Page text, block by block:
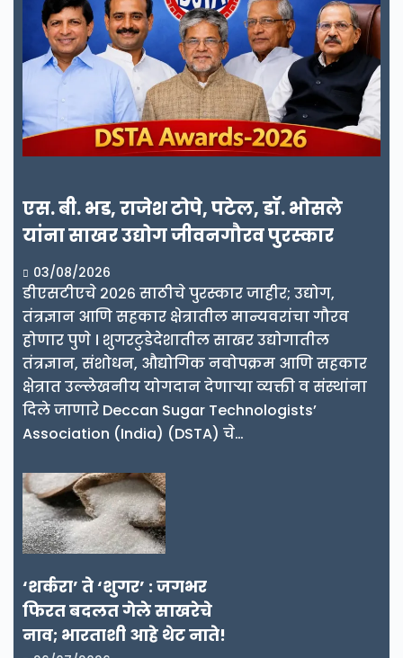
एस. बी. भड, राजेश टोपे, पटेल, डॉ. भोसले
यांना साखर उद्योग जीवनगौरव पुरस्कार
03/08/2026
डीएसटीएचे २०२६ साठीचे पुरस्कार जाहीर; उद्योग,
तंत्रज्ञान आणि सहकार क्षेत्रातील मान्यवरांचा गौरव
होणार पुणे । शुगरटुडेदेशातील साखर उद्योगातील
तंत्रज्ञान, संशोधन, औद्योगिक नवोपक्रम आणि सहकार
क्षेत्रात उल्लेखनीय योगदान देणाऱ्या व्यक्ती व संस्थांना
दिले जाणारे Deccan Sugar Technologists’
Association (India) (DSTA) चे…
‘शर्करा’ ते ‘शुगर’ : जगभर
फिरत बदलत गेले साखरेचे
नाव; भारताशी आहे थेट नाते!